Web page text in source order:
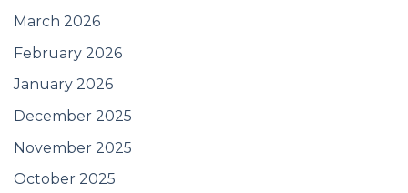
March 2026
February 2026
January 2026
December 2025
November 2025
October 2025